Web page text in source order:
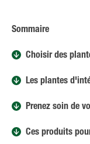
Sommaire
Choisir des
Les plantes
Prenez soin de vos
Ces produits